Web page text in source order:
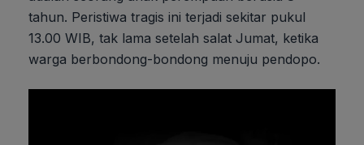
tahun. Peristiwa tragis ini terjadi sekitar pukul
13.00 WIB, tak lama setelah salat Jumat, ketika
warga berbondong-bondong menuju pendopo.